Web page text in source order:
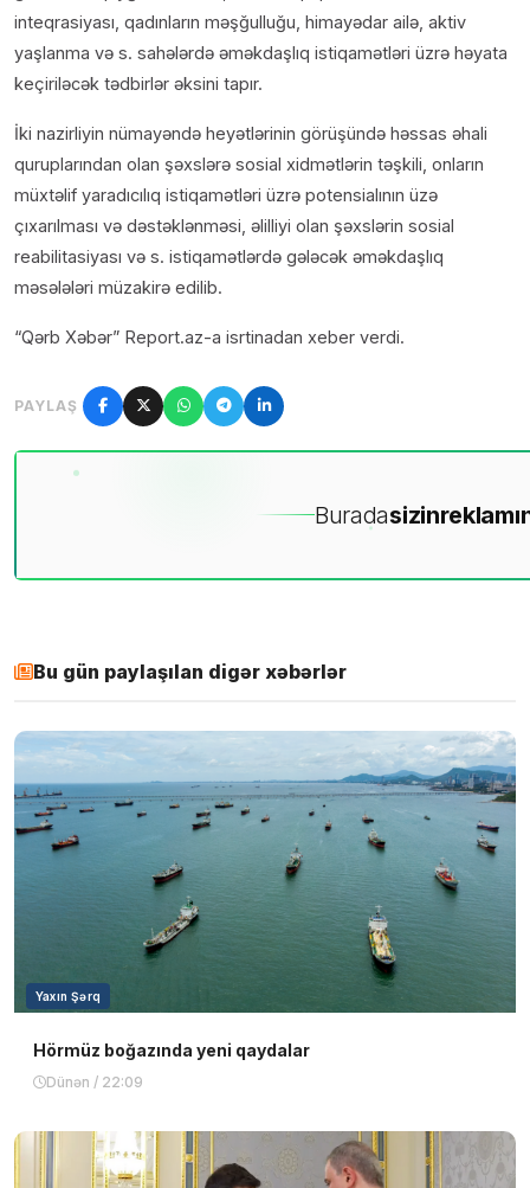
inteqrasiyası, qadınların məşğulluğu, himayədar ailə, aktiv
yaşlanma və s. sahələrdə əməkdaşlıq istiqamətləri üzrə həyata
keçiriləcək tədbirlər əksini tapır.
İki nazirliyin nümayəndə heyətlərinin görüşündə həssas əhali
quruplarından olan şəxslərə sosial xidmətlərin təşkili, onların
müxtəlif yaradıcılıq istiqamətləri üzrə potensialının üzə
çıxarılması və dəstəklənməsi, əlilliyi olan şəxslərin sosial
reabilitasiyası və s. istiqamətlərdə gələcək əməkdaşlıq
məsələləri müzakirə edilib.
“Qərb Xəbər” Report.az-a isrtinadan xeber verdi.
PAYLAŞ
Buradasizin
Bu gün paylaşılan digər xəbərlər
Yaxın Şərq
Hörmüz boğazında yeni qaydalar
Dünən / 22:09